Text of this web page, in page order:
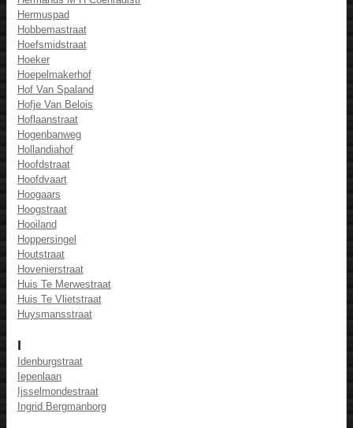
Hermuspad
Hobbemastraat
Hoefsmidstraat
Hoeker
Hoepelmakerhof
Hof Van Spaland
Hofje Van Belois
Hoflaanstraat
Hogenbanweg
Hollandiahof
Hoofdstraat
Hoofdvaart
Hoogaars
Hoogstraat
Hooiland
Hoppersingel
Houtstraat
Hovenierstraat
Huis Te Merwestraat
Huis Te Vlietstraat
Huysmansstraat
I
Idenburgstraat
Iepenlaan
Ijsselmondestraat
Ingrid Bergmanborg